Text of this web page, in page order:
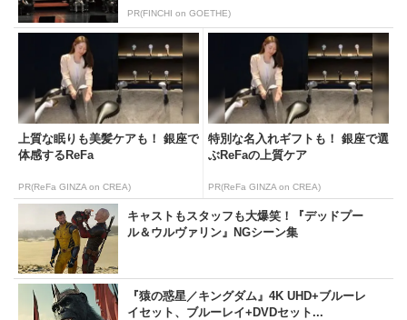
PR(FINCHI on GOETHE)
上質な眠りも美髪ケアも！ 銀座で
体感するReFa
PR(ReFa GINZA on CREA)
特別な名入れギフトも！ 銀座で選
ぶReFaの上質ケア
PR(ReFa GINZA on CREA)
キャストもスタッフも大爆笑！『デッドプー
ル＆ウルヴァリン』NGシーン集
『猿の惑星／キングダム』4K UHD+ブルーレ
イセット、ブルーレイ+DVDセット...